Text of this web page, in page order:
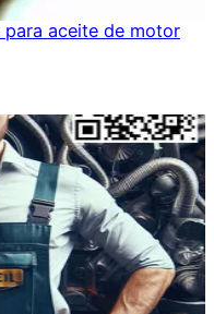
aceite de motor